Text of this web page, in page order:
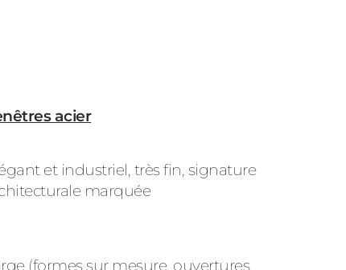
acier
et industriel, très fin, signature
marquée
(formes sur mesure, ouvertures